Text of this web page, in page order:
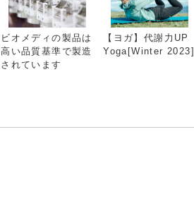
ビオメディの製品は
高い品質基準で製造
されています
【ヨガ】代謝力UP
Yoga[Winter 2023]